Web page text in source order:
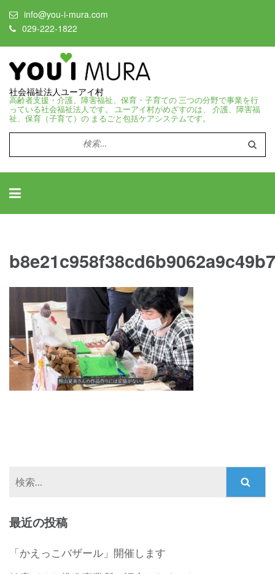
info@you-i-mura.com
029-222-1822
社会福祉法人ユーアイ村
高齢者支援・介護、障害福祉、保育・子育ての 三つの分野で事業を行
っている社会福祉法人です。 ユーアイ村がめざすのは、 介護、障害福
祉、保育（子育て）の まるごと包括ケアシステムです。
検
索:
最近の投稿
「かえっこバザール」開催します